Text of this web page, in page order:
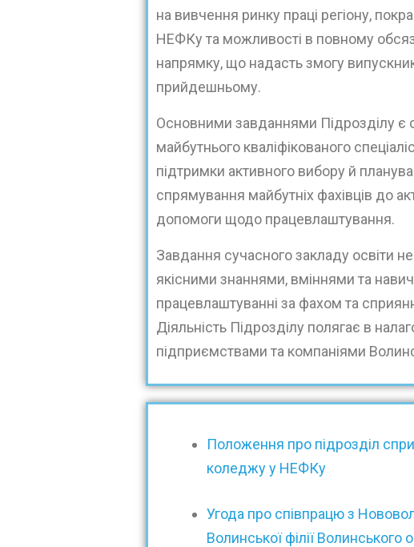
на вивчення ринку праці регіону,
НЕФКу та можливості в повному
напрямку, що надасть змогу
прийдешньому.
Основними завданнями Підрозділу
майбутнього кваліфікованого
підтримки активного вибору й
спрямування майбутніх фахівців до
допомоги щодо працевлаштування.
Завдання сучасного закладу освіти
якісними знаннями, вміннями та
працевлаштуванні за фахом та
Діяльність Підрозділу полягає в
підприємствами та компаніями
Положення про підрозділ
коледжу у НЕФКу
Угода про співпрацю з
Волинської філії Волинського